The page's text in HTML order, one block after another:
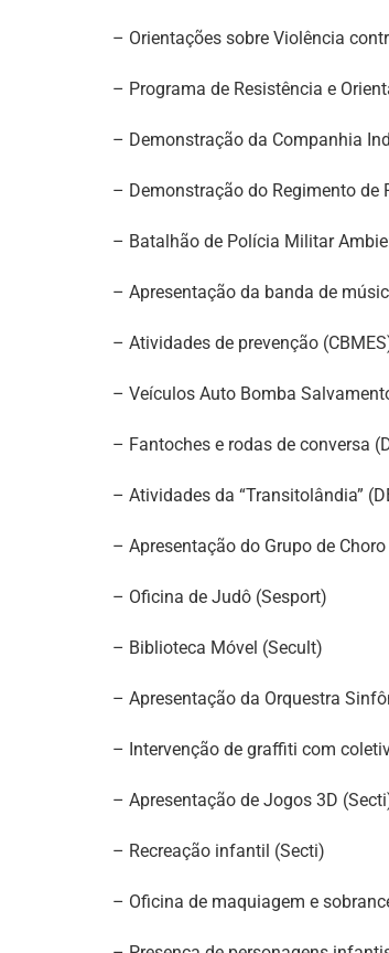
– Orientações sobre Violência
– Programa de Resistência e
– Demonstração da Companhia
– Demonstração do Regimento de
– Batalhão de Polícia Militar
– Apresentação da banda de
– Atividades de prevenção
– Veículos Auto Bomba
– Fantoches e rodas de conversa
– Atividades da “Transitolândia”
– Apresentação do Grupo de
– Oficina de Judô (Sesport)
– Biblioteca Móvel (Secult)
– Apresentação da Orquestra
– Intervenção de graffiti com
– Apresentação de Jogos 3D
– Recreação infantil (Secti)
– Oficina de maquiagem e